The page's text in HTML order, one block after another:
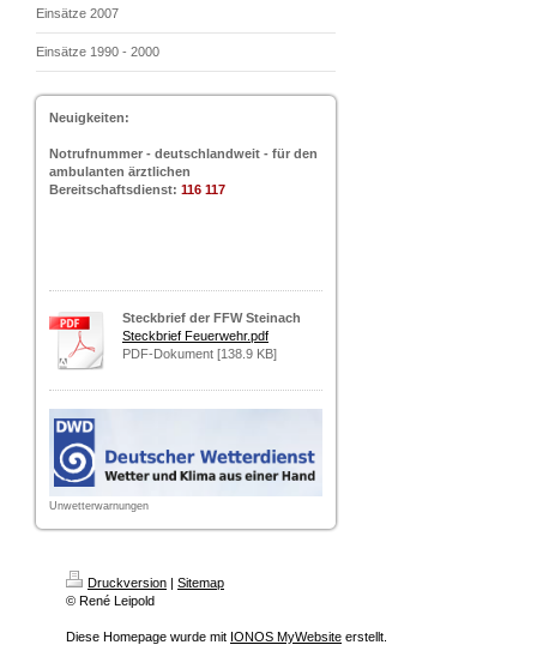
Einsätze 2007
Einsätze 1990 - 2000
Neuigkeiten:
Notrufnummer - deutschlandweit - für den
ambulanten ärztlichen
Bereitschaftsdienst: 116 117
Steckbrief der FFW Steinach
Steckbrief Feuerwehr.pdf
PDF-Dokument [138.9 KB]
Unwetterwarnungen
Druckversion
Sitemap
© René Leipold
Diese Homepage wurde mit IONOS MyWebsite erstellt.